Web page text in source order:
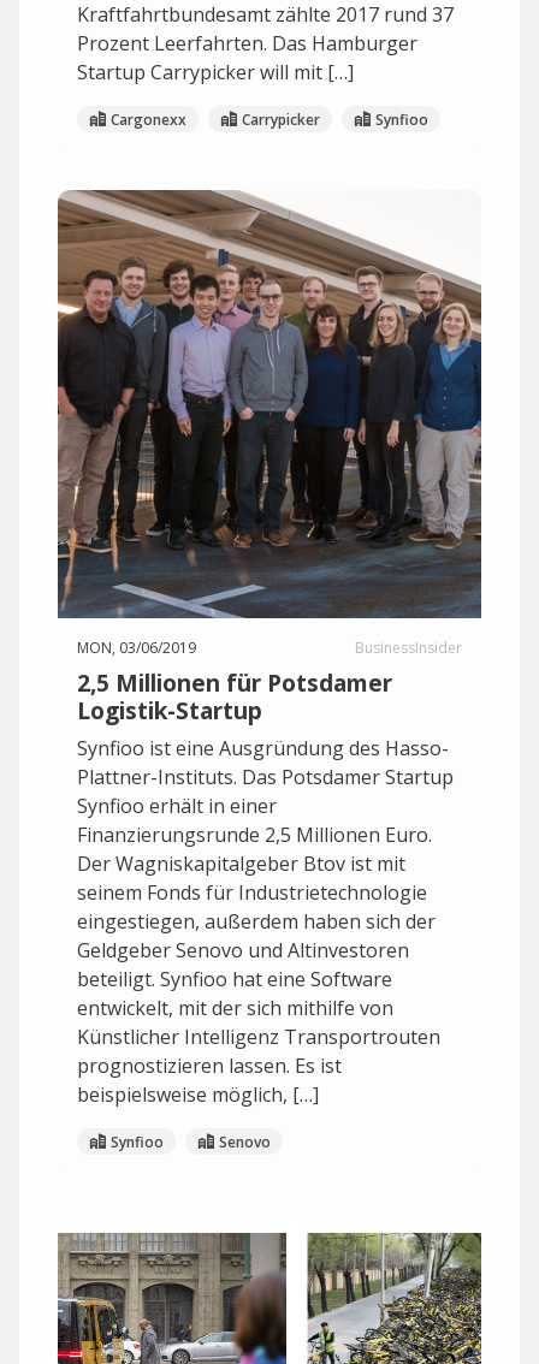
Kraftfahrtbundesamt zählte 2017 rund 37
Prozent Leerfahrten. Das Hamburger
Startup Carrypicker will mit […]
Cargonexx Carrypicker Synfioo
MON, 03/06/2019 BusinessInsider
2,5 Millionen für Potsdamer
Logistik-Startup
Synfioo ist eine Ausgründung des Hasso-
Plattner-Instituts. Das Potsdamer Startup
Synfioo erhält in einer
Finanzierungsrunde 2,5 Millionen Euro.
Der Wagniskapitalgeber Btov ist mit
seinem Fonds für Industrietechnologie
eingestiegen, außerdem haben sich der
Geldgeber Senovo und Altinvestoren
beteiligt. Synfioo hat eine Software
entwickelt, mit der sich mithilfe von
Künstlicher Intelligenz Transportrouten
prognostizieren lassen. Es ist
beispielsweise möglich, […]
Synfioo Senovo